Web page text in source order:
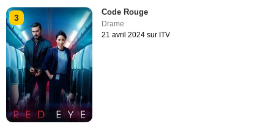
3
Code Rouge
Drame
21 avril 2024 sur ITV